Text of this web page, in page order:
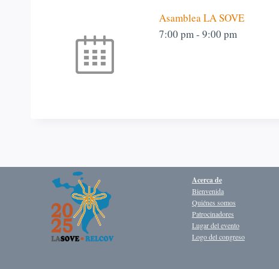
Asamblea LA SOVE
7:00 pm- 9:00 pm
Acerca de
Bienvenida
Quiénes somos
Patrocinadores
Lugar del evento
Logo del congreso